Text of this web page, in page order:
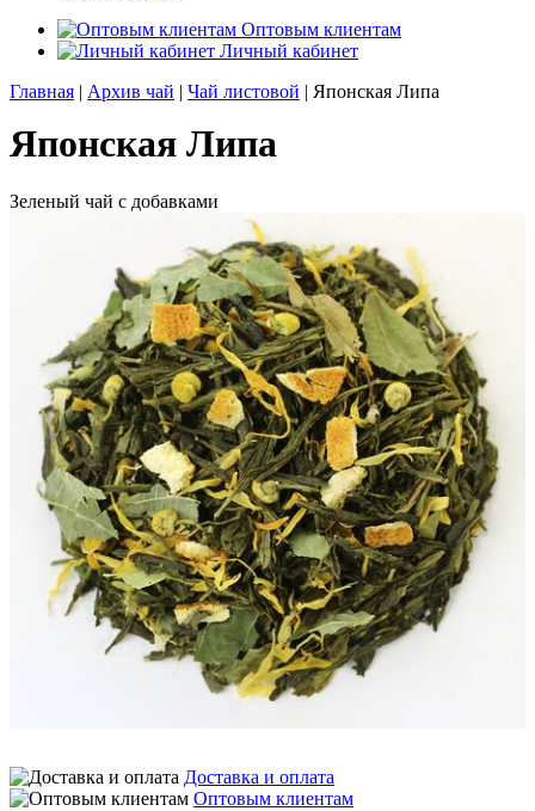
Оптовым клиентам
Личный кабинет
Главная | Архив чай | Чай листовой | Японская Липа
Японская Липа
Зеленый чай с добавками
Доставка и оплата
Оптовым клиентам